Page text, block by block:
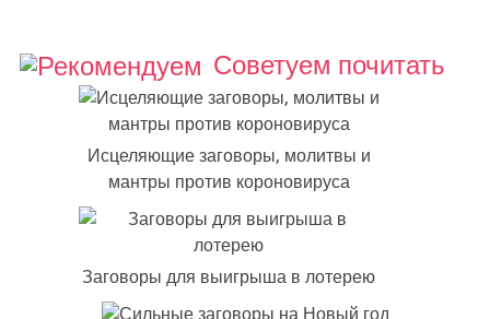
Советуем почитать
Исцеляющие заговоры, молитвы и
мантры против короновируса
Заговоры для выигрыша в лотерею